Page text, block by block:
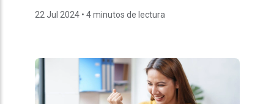
22 Jul 2024 • 4 minutos de lectura